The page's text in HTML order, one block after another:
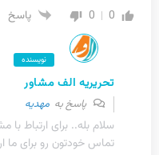
0
0 پاسخ
نویسنده
تحریریه الف مشاور
پاسخ به مهدیه
سلام بله.. برای ارتباط
تماس خودتون رو برای ما